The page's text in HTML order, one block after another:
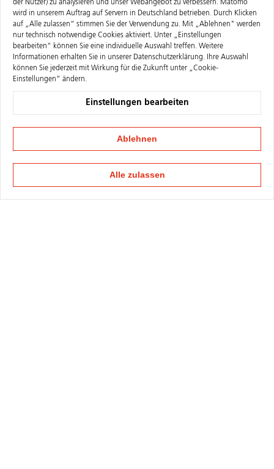
der Nutzer) zu analysieren und unser Webangebot zu verbessern. Matomo
wird in unserem Auftrag auf Servern in Deutschland betrieben. Durch Klicken
auf „Alle zulassen“ stimmen Sie der Verwendung zu. Mit „Ablehnen" werden
nur technisch notwendige Cookies aktiviert. Unter „Einstellungen
bearbeiten“ können Sie eine individuelle Auswahl treffen. Weitere
Informationen erhalten Sie in unserer Datenschutzerklärung. Ihre Auswahl
können Sie jederzeit mit Wirkung für die Zukunft unter „Cookie-
Einstellungen“ ändern.
Einstellungen bearbeiten
Ablehnen
Alle zulassen